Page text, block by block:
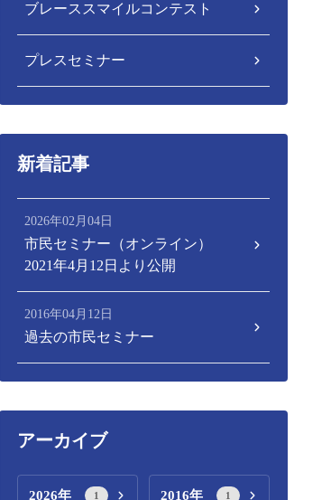
ブレーススマイルコンテスト
プレスセミナー
新着記事
2026年02月04日
市民セミナー（オンライン）
2021年4月12日より公開
2016年04月12日
過去の市民セミナー
アーカイブ
2026年 1 2016年 1